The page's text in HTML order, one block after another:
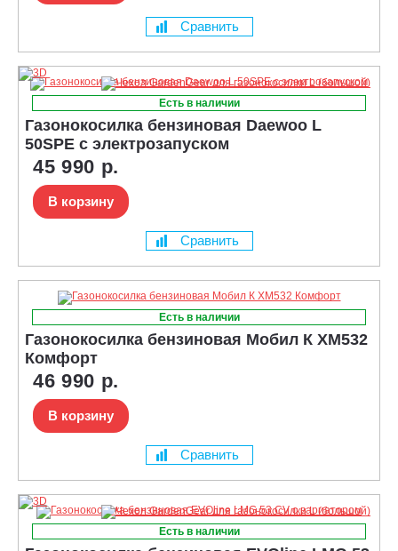
Сравнить
Есть в наличии
Газонокосилка бензиновая Daewoo L
50SPE с электрозапуском
45 990 р.
В корзину
Сравнить
Есть в наличии
Газонокосилка бензиновая Мобил К XM532
Комфорт
46 990 р.
В корзину
Сравнить
Есть в наличии